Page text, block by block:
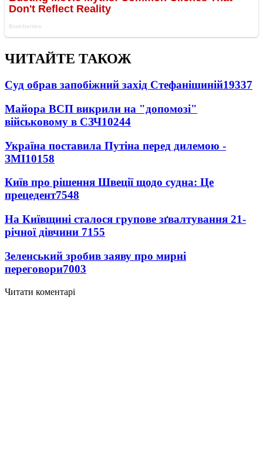
ЧИТАЙТЕ ТАКОЖ
Суд обрав запобіжний захід Стефанішиній19337
Майора ВСП викрили на "допомозі"
військовому в СЗЧ10244
Україна поставила Путіна перед дилемою -
ЗМІ10158
Київ про рішення Швеції щодо судна: Це
прецедент7548
На Київщині сталося групове зґвалтування 21-
річної дівчини 7155
Зеленський зробив заяву про мирні
переговори7003
Читати коментарі